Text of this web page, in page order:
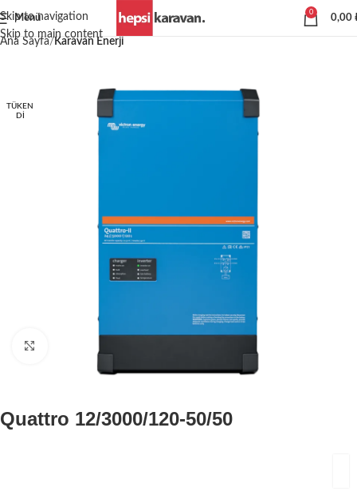
Skip to navigation
Skip to main content
Menü
0
0,00
Ana Sayfa Karavan Enerji
TÜKEN
DI
Quattro 12/3000/120-50/50